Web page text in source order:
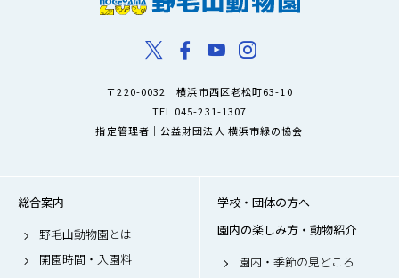
〒220-0032 横浜市西区老松町63-10
TEL 045-231-1307
指定管理者｜公益財団法人 横浜市緑の協会
総合案内
野毛山動物園とは
開園時間・入園料
学校・団体の方へ
園内の楽しみ方・動物紹介
園内・季節の見どころ